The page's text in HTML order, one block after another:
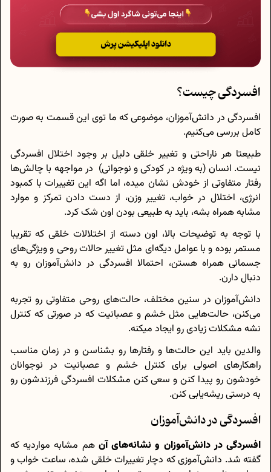
افسردگی چیست؟
افسردگی در دانش‌آموزان، موضوعی که ما توی این قسمت به صورت
کامل بررسی می‌کنیم.
طبیعتا هر ناراحتی و تغییر خلقی دلیل بر وجود اختلال افسردگی
نیست. انسان (به ویژه در کودکی و نوجوانی) در مواجهه با چالش‌ها
رفتار متفاوتی از خودش نشان میده، اما اگه این تغییرات با کمبود
انرژی، اختلال در خواب، تغییر وزن، از دست دادن تمرکز و موارد
مشابه همراه بشه، باید به طبیعی بودن اون شک کرد.
با توجه به توضیحات بالا، اون دسته از اختلالات خلقی که تقریبا
مستمر بوده و با عوامل دیگه‌ای مثل تغییر حالات روحی و ویژگی‌های
جسمانی همراه هستن، احتمالا افسردگی در دانش‌آموزان رو به
دنبال دارن.
دانش‌آموزان در سنین مختلف، حالت‌های روحی متفاوتی رو تجربه
می‌کنن، حالت‌هایی مثل خشم و عصبانیت که در صورتی که کنترل
نشه مشکلات زیادی رو ایجاد میکنه.
والدین باید این حالت‌ها و رفتار‌ها رو بشناسن و در زمان مناسب
راهکار‌های اصولی برای کنترل خشم و عصبانیت در نوجوانان
خودشون رو پیدا کنن و سعی کنن مشکلات افسردگی فرزندشون رو
به درستی ریشه‌یابی کنن.
افسردگی در دانش‌آموزان
افسردگی در دانش‌آموزان و نشانه‌های آن هم مشابه مواردیه که
گفته شد. دانش‌آموزی که دچار تغییرات خلقی شده، ساعت خواب و